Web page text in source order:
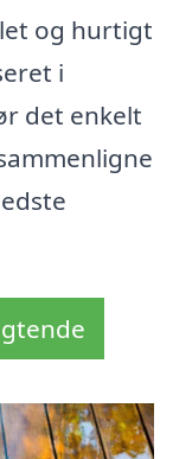
og hurtigt
i
det enkelt